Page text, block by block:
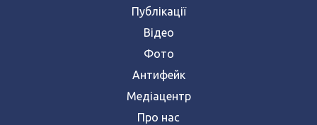
Публікації
Відео
Фото
Антифейк
Медіацентр
Про нас